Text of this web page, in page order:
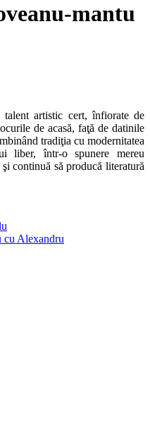
mantu
talent artistic cert, înfiorate de
de acasă, faţă de datinile
tradiţia cu modernitatea
liber, într-o spunere mereu
continuă să producă literatură
Paplu-a meu, ta-s t-aflu torlu/
cu Alexandru